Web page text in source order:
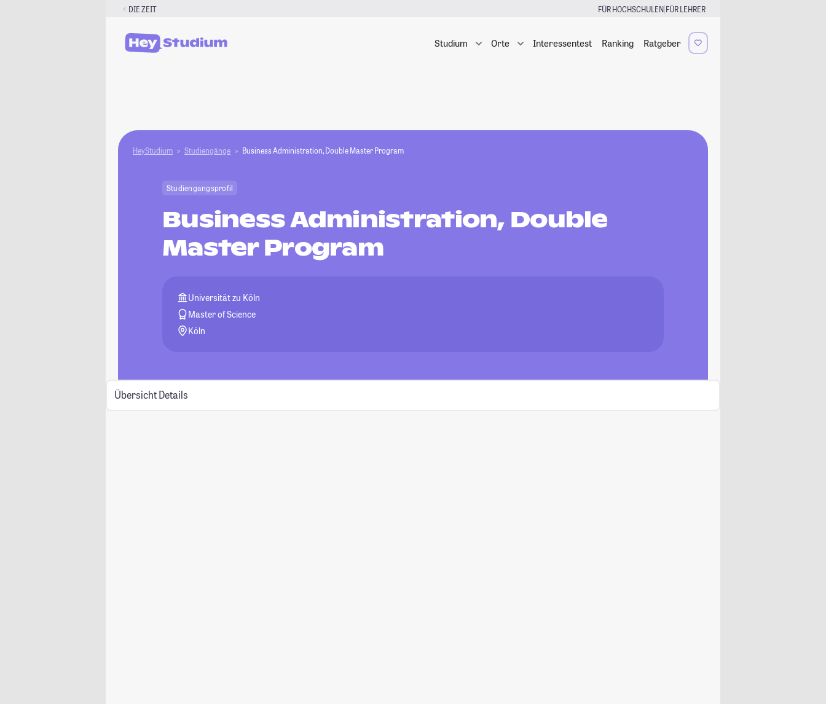
DIE ZEIT FÜR HOCHSCHULEN|FÜR LEHRER
Studium Orte Interessentest Ranking Ratgeber
HeyStudium Studiengänge Business Administration, Double Master Program
Studiengangsprofil
Business Administration, Double
Master Program
Universität zu Köln
Master of Science
Köln
Übersicht Details